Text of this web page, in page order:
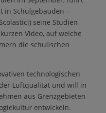
in Schulgebäuden –
seine Studien
Video, auf welche
die schulischen
technologischen
Luftqualität und will in
aus Grenzgebieten
entwickeln.